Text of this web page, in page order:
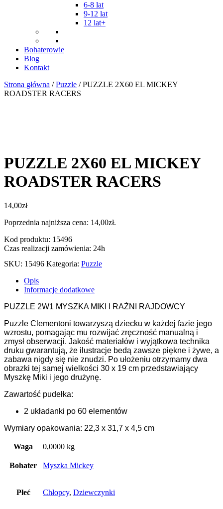
6-8 lat
9-12 lat
12 lat+
Bohaterowie
Blog
Kontakt
Strona główna /Puzzle / PUZZLE 2X60 EL MICKEY
ROADSTER RACERS
PUZZLE 2X60 EL MICKEY
ROADSTER RACERS
14,00zł
Poprzednia najniższa cena: 14,00zł.
Kod produktu: 15496
Czas realizacji zamówienia: 24h
SKU: 15496 Kategoria: Puzzle
Opis
Informacje dodatkowe
PUZZLE 2W1 MYSZKA MIKI I RAŹNI RAJDOWCY
Puzzle Clementoni towarzyszą dziecku w każdej fazie jego
wzrostu, pomagając mu rozwijać zręczność manualną i
zmysł obserwacji. Jakość materiałów i wyjątkowa technika
druku gwarantują, że ilustracje bedą zawsze piękne i żywe, a
zabawa nigdy się nie znudzi. Po ułożeniu otrzymamy dwa
obrazki tej samej wielkości 30 x 19 cm przedstawiający
Myszkę Miki i jego drużynę.
Zawartość pudełka:
2 układanki po 60 elementów
Wymiary opakowania: 22,3 x 31,7 x 4,5 cm
Waga 0,0000 kg
Bohater Myszka Mickey
Płeć Chłopcy, Dziewczynki